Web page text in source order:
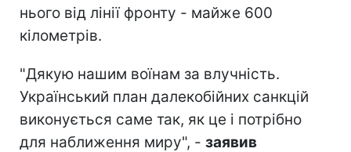
нього від лінії фронту - майже 600
кілометрів.
"Дякую нашим воїнам за влучність.
Український план далекобійних санкцій
виконується саме так, як це і потрібно
для наближення миру", - заявив